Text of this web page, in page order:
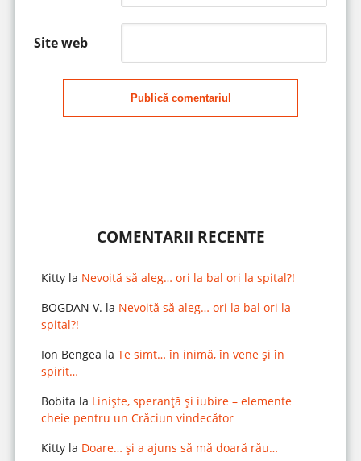
Site web
Publică comentariul
COMENTARII RECENTE
Kittyla Nevoită să aleg… ori la bal ori la spital?!
BOGDAN V. la Nevoită să aleg… ori la bal ori la
spital?!
Ion Bengea la Te simt… în inimă, în vene și în
spirit…
Bobita la Liniște, speranță și iubire – elemente
cheie pentru un Crăciun vindecător
Kittyla Doare… și a ajuns să mă doară rău…